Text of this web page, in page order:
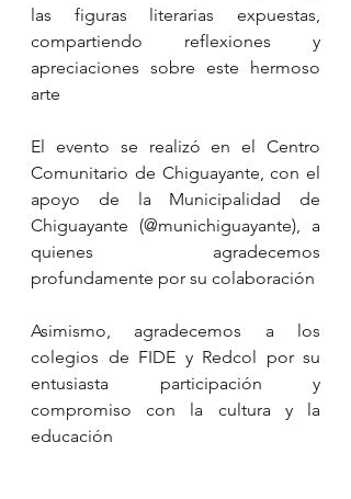
las figuras literarias expuestas,
compartiendo reflexiones y
apreciaciones sobre este hermoso
arte
El evento se realizó en el Centro
Comunitario de Chiguayante, con el
apoyo de la Municipalidad de
Chiguayante (@munichiguayante), a
quienes agradecemos
profundamente por su colaboración
Asimismo, agradecemos a los
colegios de FIDE y Redcol por su
entusiasta participación y
compromiso con la cultura y la
educación